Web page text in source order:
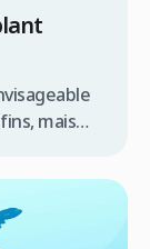
mais
Plutôt